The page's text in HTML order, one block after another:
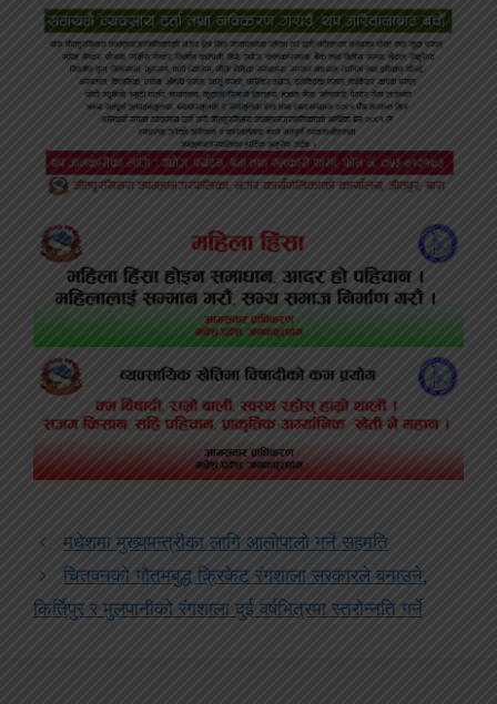
मधेशमा मुख्यमन्त्रीका लागि आलोपालो गर्ने सहमति
चितवनको गौतमबुद्ध क्रिकेट रंगशाला सरकारले बनाउने,
किर्तिपुर र मुलपानीको रंगशाला दुई वर्षभित्रमा स्तरोन्नति गर्ने